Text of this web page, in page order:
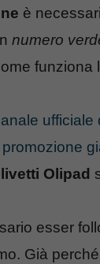
è
numero
funziona
ufficiale
Olipad
esser
Già